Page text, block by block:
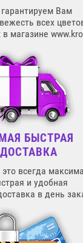
Вам
всех
магазине
БЫСТРАЯ
ДОСТАВКА
это всегда
и удобная
в день